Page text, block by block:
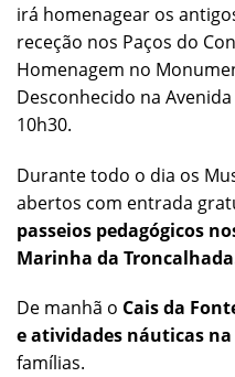
irá homenagear os
receção nos Paços do
Homenagem no
Desconhecido na
10h30.
Durante todo o dia os
abertos com entrada
passeios pedagógicos
Marinha da
De manhã o Cais da
e atividades náuticas na
famílias.